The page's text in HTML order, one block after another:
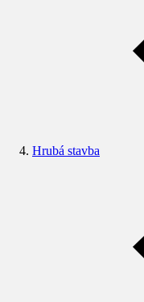
Hrubá stavba